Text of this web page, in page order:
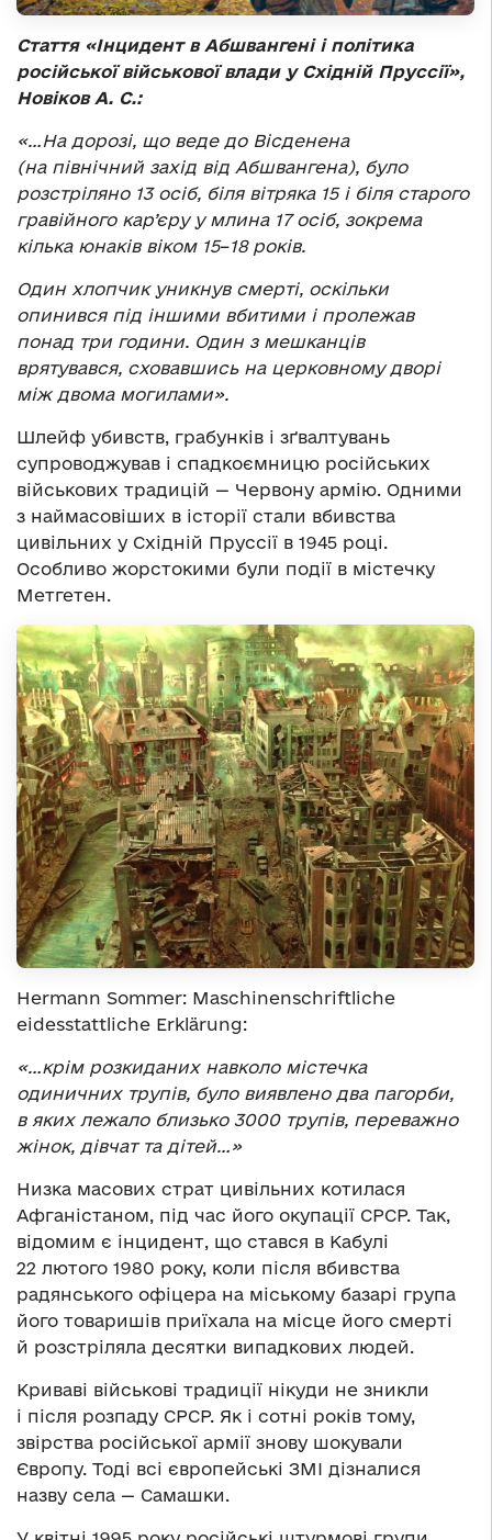
Стаття «Інцидент в Абшвангені і політика
російської військової влади у Східній Пруссії»,
Новіков А. С.:
«…На дорозі, що веде до Вісденена
(на північний захід від Абшвангена), було
розстріляно 13 осіб, біля вітряка 15 і біля старого
гравійного кар’єру у млина 17 осіб, зокрема
кілька юнаків віком 15–18 років.
Один хлопчик уникнув смерті, оскільки
опинився під іншими вбитими і пролежав
понад три години. Один з мешканців
врятувався, сховавшись на церковному дворі
між двома могилами».
Шлейф убивств, грабунків і зґвалтувань
супроводжував і спадкоємницю російських
військових традицій — Червону армію. Одними
з наймасовіших в історії стали вбивства
цивільних у Східній Пруссії в 1945 році.
Особливо жорстокими були події в містечку
Метгетен.
Hermann Sommer: Maschinenschriftliche
eidesstattliche Erklärung:
«…крім розкиданих навколо містечка
одиничних трупів, було виявлено два пагорби,
в яких лежало близько 3000 трупів, переважно
жінок, дівчат та дітей…»
Низка масових страт цивільних котилася
Афганістаном, під час його окупації СРСР. Так,
відомим є інцидент, що стався в Кабулі
22 лютого 1980 року, коли після вбивства
радянського офіцера на міському базарі група
його товаришів приїхала на місце його смерті
й розстріляла десятки випадкових людей.
Криваві військові традиції нікуди не зникли
і після розпаду СРСР. Як і сотні років тому,
звірства російської армії знову шокували
Європу. Тоді всі європейські ЗМІ дізналися
назву села — Самашки.